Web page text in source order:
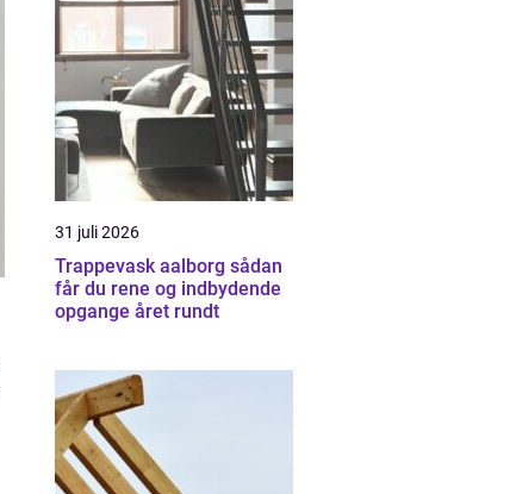
31 juli 2026
Trappevask aalborg sådan
får du rene og indbydende
opgange året rundt